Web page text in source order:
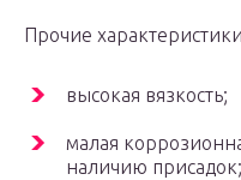
Прочие
высокая вязкость;
малая
наличию присадок;